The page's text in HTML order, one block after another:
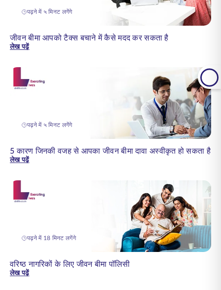
पढ़ने में ५ मिनट लगेंगे
जीवन बीमा आपको टैक्स बचाने में कैसे मदद कर सकता है
लेख पढ़ें
पढ़ने में ५ मिनट लगेंगे
5 कारण जिनकी वजह से आपका जीवन बीमा दावा अस्वीकृत हो सकता है
लेख पढ़ें
पढ़ने में 18 मिनट लगेंगे
वरिष्ठ नागरिकों के लिए जीवन बीमा पॉलिसी
लेख पढ़ें